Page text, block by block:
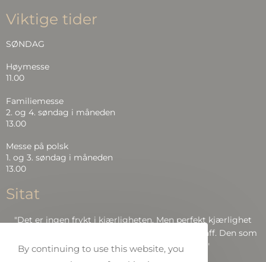
Viktige tider
SØNDAG
Høymesse
11.00
Familiemesse
2. og 4. søndag i måneden
13.00
Messe på polsk
1. og 3. søndag i måneden
13.00
Sitat
"Det er ingen frykt i kjærligheten. Men perfekt kjærlighet
driver frykten ut, fordi frykt har å gjøre med straff. Den som
frykter, blir ikke perfekt i kjærlighet.."
By continuing to use this website, you